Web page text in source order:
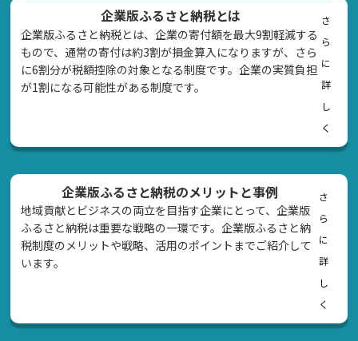
企業版ふるさと納税とは
企業版ふるさと納税とは、企業の寄付額を最大9割軽減する
もので、通常の寄付は約3割が損金算入になりますが、さら
に6割分が税額控除の対象となる制度です。企業の実質負担
が1割になる可能性がある制度です。
さ
ら
に
詳
し
く
企業版ふるさと納税のメリットと事例
地域貢献とビジネスの両立を目指す企業にとって、企業版
ふるさと納税は重要な戦略の一環です。企業版ふるさと納
税制度のメリットや戦略、活用のポイントまでご紹介して
います。
さ
ら
に
詳
し
く